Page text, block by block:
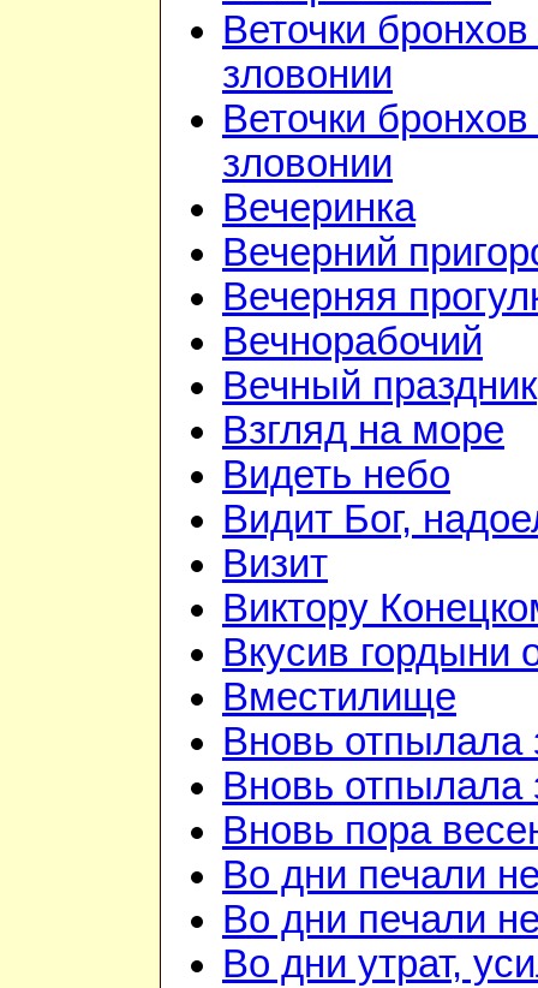
Веточки
зловонии
Веточки
зловонии
Вечеринка
Вечерний
Вечерняя
Вечнорабочий
Вечный праздник
Взгляд на море
Видеть небо
Видит Бог,
Визит
Виктору
Вкусив гордыни
Вместилище
Вновь отпылала
Вновь отпылала
Вновь пора
Во дни печали
Во дни печали
Во дни утрат,